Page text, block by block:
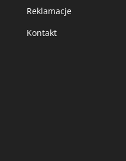
Reklamacje
Kontakt